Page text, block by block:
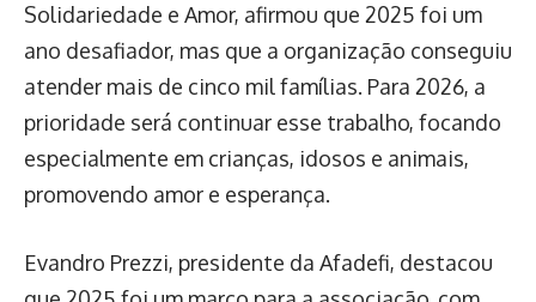
Solidariedade e Amor, afirmou que 2025 foi um
ano desafiador, mas que a organização conseguiu
atender mais de cinco mil famílias. Para 2026, a
prioridade será continuar esse trabalho, focando
especialmente em crianças, idosos e animais,
promovendo amor e esperança.
Evandro Prezzi, presidente da Afadefi, destacou